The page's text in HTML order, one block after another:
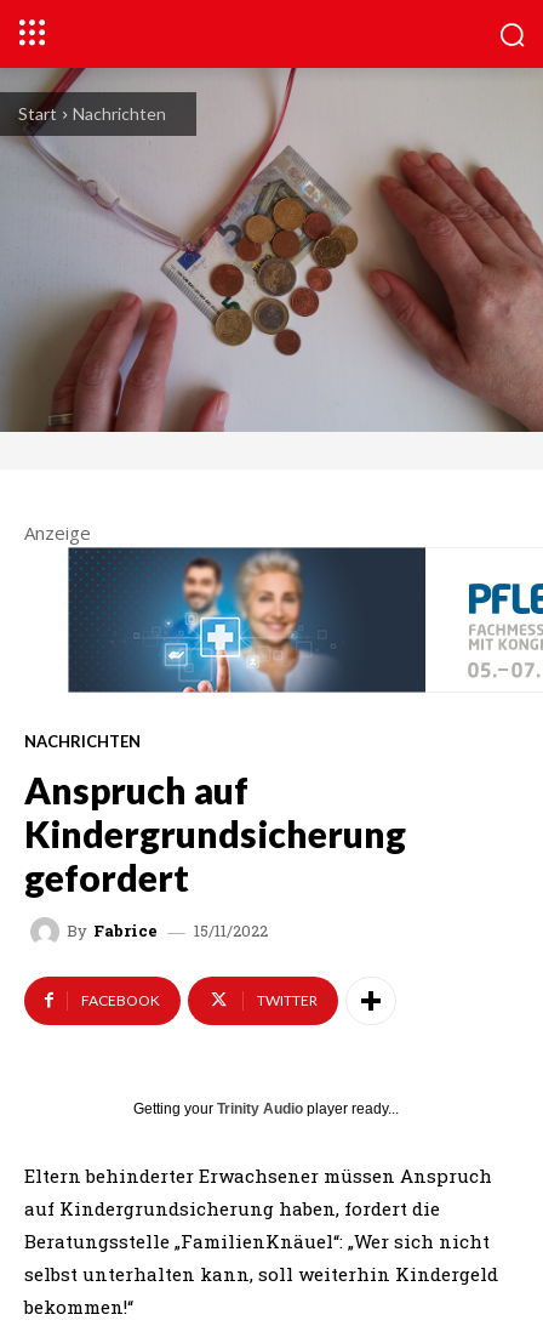
Start Nachrichten
Anzeige
NACHRICHTEN
Anspruch auf
Kindergrundsicherung
gefordert
By Fabrice 15/11/2022
FACEBOOK TWITTER
Getting your Trinity Audio player ready...
Eltern behinderter Erwachsener müssen Anspruch
auf Kindergrundsicherung haben, fordert die
Beratungsstelle „FamilienKnäuel“: „Wer sich nicht
selbst unterhalten kann, soll weiterhin Kindergeld
bekommen!“